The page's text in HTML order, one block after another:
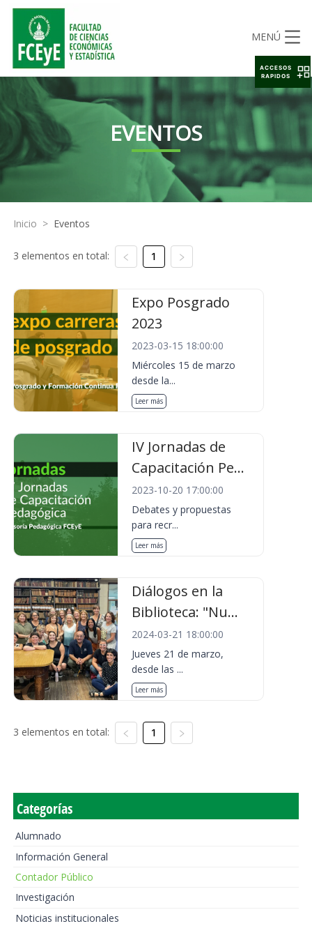
MENÚ
EVENTOS
Inicio > Eventos
3 elementos en total: 1
Expo Posgrado
2023
2023-03-15 18:00:00
Miércoles 15 de marzo
desde la...
Leer más
IV Jornadas de
Capacitación Pe...
2023-10-20 17:00:00
Debates y propuestas
para recr...
Leer más
Diálogos en la
Biblioteca: "Nu...
2024-03-21 18:00:00
Jueves 21 de marzo,
desde las ...
Leer más
3 elementos en total: 1
Categorías
Alumnado
Información General
Contador Público
Investigación
Noticias institucionales
ACCESOS
RAPIDOS